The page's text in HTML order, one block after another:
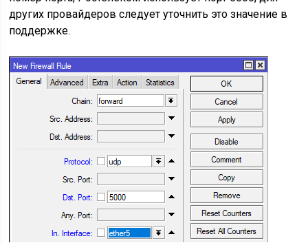
других провайдеров следует уточнить это значение в
поддержке.